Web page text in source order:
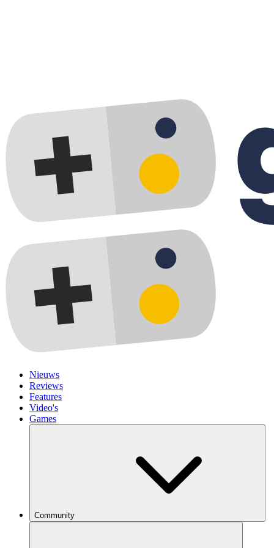
Nieuws
Reviews
Features
Video's
Games
Community